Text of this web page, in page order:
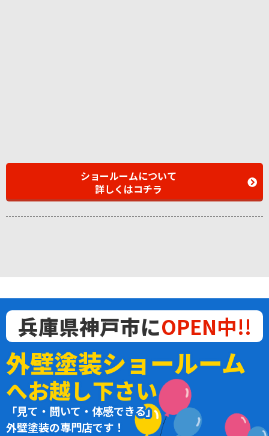
ショールームについて
詳しくはコチラ
兵庫県神戸市にOPEN中!!
外壁塗装ショールーム
へお越し下さい
「見て・聞いて・体感できる」
外壁塗装の専門店です！